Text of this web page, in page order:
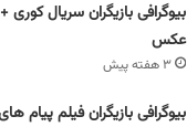
بیوگرافی بازیگران سریال
عکس
۳ هفته پیش
بیوگرافی بازیگران فیلم پیام